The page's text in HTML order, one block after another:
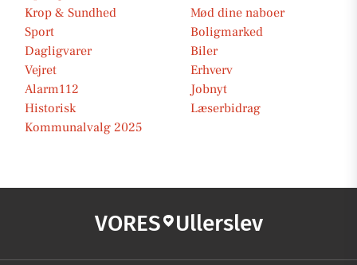
Krop & Sundhed
Mød dine naboer
Sport
Boligmarked
Dagligvarer
Biler
Vejret
Erhverv
Alarm112
Jobnyt
Historisk
Læserbidrag
Kommunalvalg 2025
VORES Ullerslev